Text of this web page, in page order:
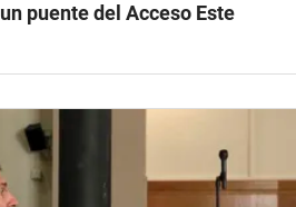
puente del Acceso Este